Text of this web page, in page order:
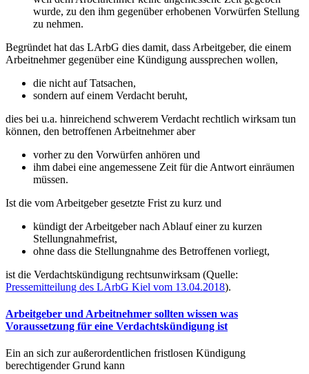
wurde, zu den ihm gegenüber erhobenen Vorwürfen Stellung
zu nehmen.
Begründet hat das LArbG dies damit, dass Arbeitgeber, die einem
Arbeitnehmer gegenüber eine Kündigung aussprechen wollen,
die nicht auf Tatsachen,
sondern auf einem Verdacht beruht,
dies bei u.a. hinreichend schwerem Verdacht rechtlich wirksam tun
können, den betroffenen Arbeitnehmer aber
vorher zu den Vorwürfen anhören und
ihm dabei eine angemessene Zeit für die Antwort einräumen
müssen.
Ist die vom Arbeitgeber gesetzte Frist zu kurz und
kündigt der Arbeitgeber nach Ablauf einer zu kurzen
Stellungnahmefrist,
ohne dass die Stellungnahme des Betroffenen vorliegt,
ist die Verdachtskündigung rechtsunwirksam (Quelle:
Pressemitteilung des LArbG Kiel vom 13.04.2018).
Arbeitgeber und Arbeitnehmer sollten wissen was
Voraussetzung für eine Verdachtskündigung ist
Ein an sich zur außerordentlichen fristlosen Kündigung
berechtigender Grund kann